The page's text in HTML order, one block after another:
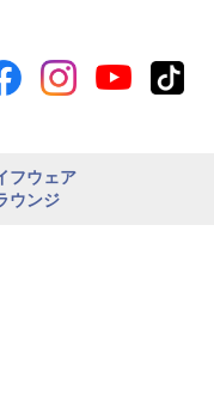
フウェア
ウンジ